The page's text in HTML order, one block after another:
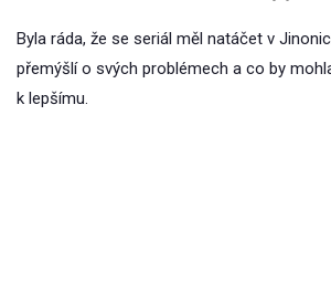
Byla ráda, že se seriál měl natáčet v
přemýšlí o svých problémech a co by
k lepšímu.